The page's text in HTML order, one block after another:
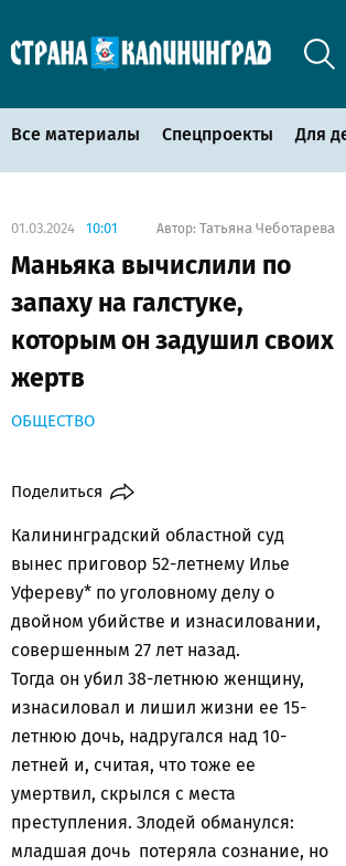
Все материалы Спецпроекты Для
01.03.2024 10:01 Автор: Татьяна Чеботарева
Маньяка вычислили по
запаху на галстуке,
которым он задушил своих
жертв
ОБЩЕСТВО
Поделиться
Калининградский областной суд
вынес приговор 52-летнему Илье
Уфереву* по уголовному делу о
двойном убийстве и изнасиловании,
совершенным 27 лет назад.
Тогда он убил 38-летнюю женщину,
изнасиловал и лишил жизни ее 15-
летнюю дочь, надругался над 10-
летней и, считая, что тоже ее
умертвил, скрылся с места
преступления. Злодей обманулся:
младшая дочь потеряла сознание, но